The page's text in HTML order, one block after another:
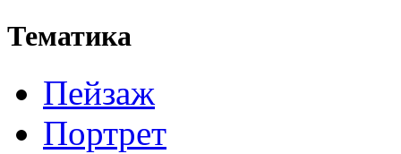
Тематика
Пейзаж
Портрет